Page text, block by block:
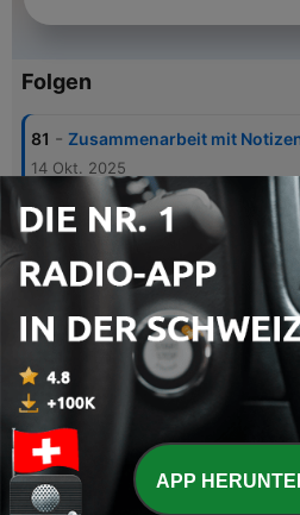
Folgen
81 - Zusammenarbeit mit
14 Okt. 2025
80 - WordPress 6.8.3
79 - Core Program Team
30 Sep. 2025
78 - Core Program Team
23 Sep. 2025
77 - Neue Version, fehlende
16 Sep. 2025 APP